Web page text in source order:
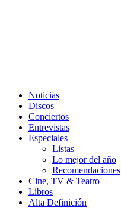
Noticias
Discos
Conciertos
Entrevistas
Especiales
Listas
Lo mejor del año
Recomendaciones
Cine, TV & Teatro
Libros
Alta Definición